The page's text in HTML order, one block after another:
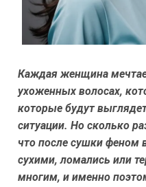
Каждая женщина
ухоженных волосах,
которые будут
ситуации. Но сколько
что после сушки феном
сухими, ломались или
многим, и именно